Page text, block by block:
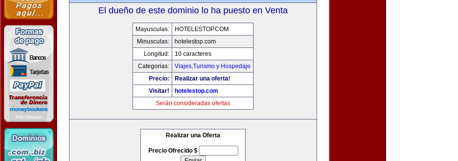
El dueño de este dominio lo ha puesto en Venta
Mayusculas:
HOTELESTOP.COM
Minusculas:
hotelestop.com
Longitud:
10 caracteres
Categorias:
Viajes,Turismo y Hospedaje
Precio:
Realizar una oferta!
Visitar!
hotelestop.com
Serán consideradas ofertas
Realizar una Oferta
Precio Ofrecido $